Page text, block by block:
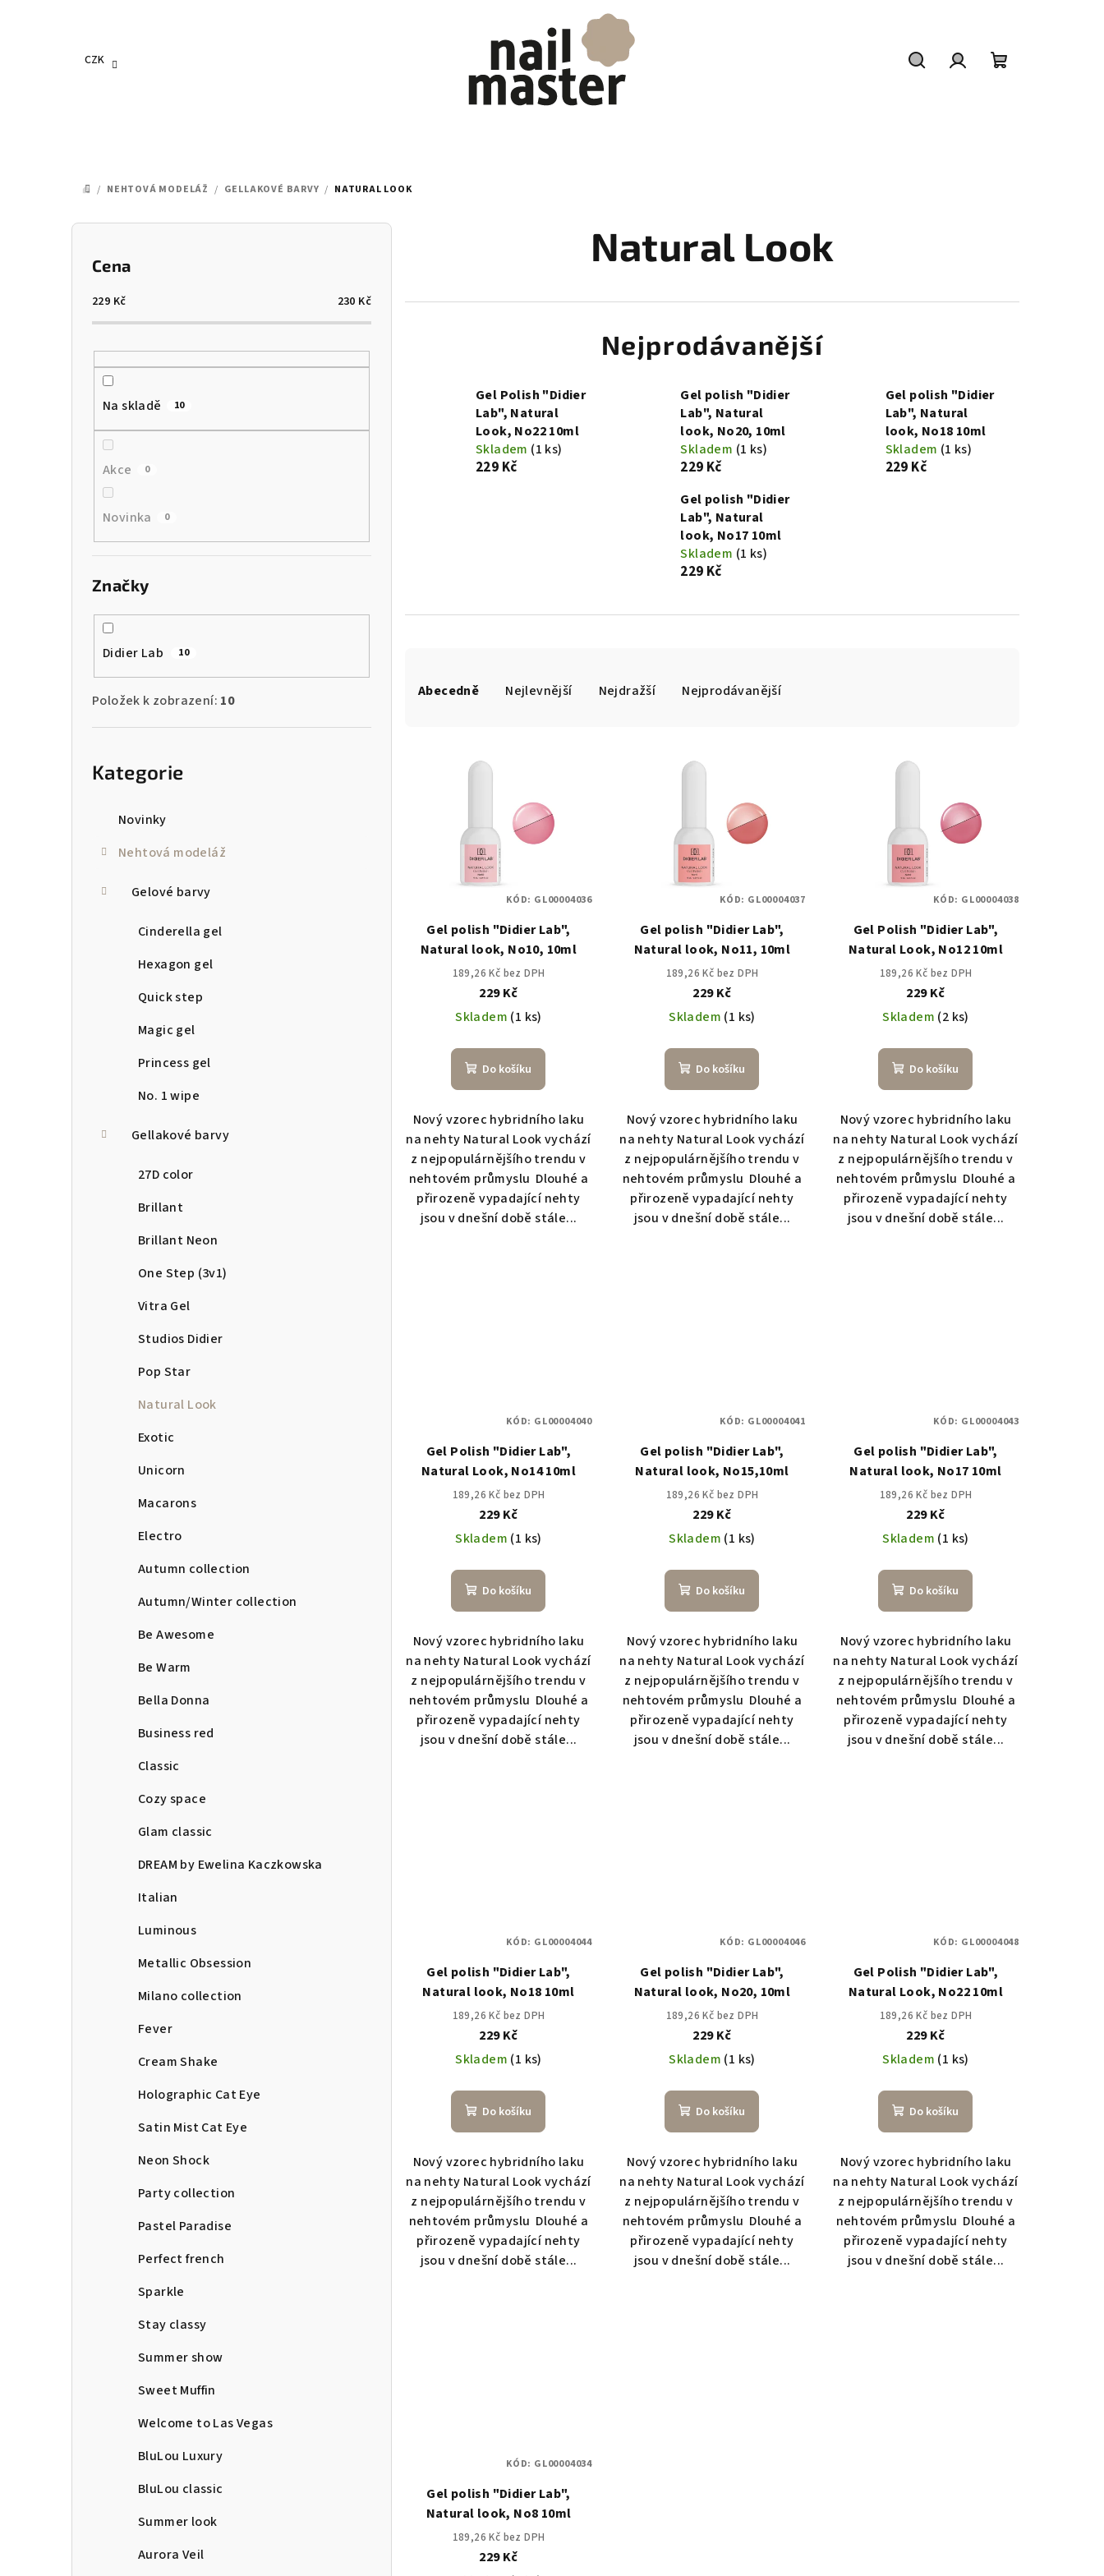
CZK
DOMŮ
/ NEHTOVÁ MODELÁŽ / GELLAKOVÉ BARVY / NATURAL LOOK
P
Cena
229 Kč 230 Kč
Na skladě 10
Akce 0
Novinka 0
Značky
Didier Lab 10
Položek k zobrazení: 10
Kategorie
Novinky
Nehtová modeláž
Gelové barvy
Cinderella gel
Hexagon gel
Quick step
Magic gel
Princess gel
No. 1 wipe
Gellakové barvy
27D color
Brillant
Brillant Neon
One Step (3v1)
Vitra Gel
Studios Didier
Pop Star
Natural Look
Exotic
Unicorn
Macarons
Electro
Autumn collection
Autumn/Winter collection
Be Awesome
Be Warm
Bella Donna
Business red
Classic
Cozy space
Glam classic
DREAM by Ewelina Kaczkowska
Italian
Luminous
Metallic Obsession
Milano collection
Fever
Cream Shake
Holographic Cat Eye
Satin Mist Cat Eye
Neon Shock
Party collection
Pastel Paradise
Perfect french
Sparkle
Stay classy
Summer show
Sweet Muffin
Welcome to Las Vegas
BluLou Luxury
BluLou classic
Summer look
Aurora Veil
Natural Look
Nejprodávanější
Gel Polish "Didier
Lab", Natural
Look, No22 10ml
Skladem (1 ks)
229 Kč
Gel polish "Didier
Lab", Natural
look, No20, 10ml
Skladem (1 ks)
229 Kč
Gel polish "Didier
Lab", Natural
look, No18 10ml
Skladem (1 ks)
229 Kč
Gel polish "Didier
Lab", Natural
look, No17 10ml
Skladem (1 ks)
229 Kč
aAbecedně Nejlevnější Nejdražší Nejprodávanější
ů
Gel polish "Didier Lab",
Natural look, No10, 10ml
189,26 Kč bez DPH
229 Kč
Skladem (1 ks)
Do košíku
Nový vzorec hybridního laku
na nehty Natural Look vychází
z nejpopulárnějšího trendu v
nehtovém průmyslu Dlouhé a
přirozeně vypadající nehty
jsou v dnešní době stále...
KÓD: GL00004036
Gel polish "Didier Lab",
Natural look, No11, 10ml
189,26 Kč bez DPH
229 Kč
Skladem (1 ks)
Do košíku
Nový vzorec hybridního laku
na nehty Natural Look vychází
z nejpopulárnějšího trendu v
nehtovém průmyslu Dlouhé a
přirozeně vypadající nehty
jsou v dnešní době stále...
KÓD: GL00004037
Gel Polish "Didier Lab",
Natural Look, No12 10ml
189,26 Kč bez DPH
229 Kč
Skladem (2 ks)
Do košíku
Nový vzorec hybridního laku
na nehty Natural Look vychází
z nejpopulárnějšího trendu v
nehtovém průmyslu Dlouhé a
přirozeně vypadající nehty
jsou v dnešní době stále...
KÓD: GL00004038
Gel Polish "Didier Lab",
Natural Look, No14 10ml
189,26 Kč bez DPH
229 Kč
Skladem (1 ks)
Do košíku
Nový vzorec hybridního laku
na nehty Natural Look vychází
z nejpopulárnějšího trendu v
nehtovém průmyslu Dlouhé a
přirozeně vypadající nehty
jsou v dnešní době stále...
KÓD: GL00004040
Gel polish "Didier Lab",
Natural look, No15,10ml
189,26 Kč bez DPH
229 Kč
Skladem (1 ks)
Do košíku
Nový vzorec hybridního laku
na nehty Natural Look vychází
z nejpopulárnějšího trendu v
nehtovém průmyslu Dlouhé a
přirozeně vypadající nehty
jsou v dnešní době stále...
KÓD: GL00004041
Gel polish "Didier Lab",
Natural look, No17 10ml
189,26 Kč bez DPH
229 Kč
Skladem (1 ks)
Do košíku
Nový vzorec hybridního laku
na nehty Natural Look vychází
z nejpopulárnějšího trendu v
nehtovém průmyslu Dlouhé a
přirozeně vypadající nehty
jsou v dnešní době stále...
KÓD: GL00004043
Gel polish "Didier Lab",
Natural look, No18 10ml
189,26 Kč bez DPH
229 Kč
Skladem (1 ks)
Do košíku
Nový vzorec hybridního laku
na nehty Natural Look vychází
z nejpopulárnějšího trendu v
nehtovém průmyslu Dlouhé a
přirozeně vypadající nehty
jsou v dnešní době stále...
KÓD: GL00004044
Gel polish "Didier Lab",
Natural look, No20, 10ml
189,26 Kč bez DPH
229 Kč
Skladem (1 ks)
Do košíku
Nový vzorec hybridního laku
na nehty Natural Look vychází
z nejpopulárnějšího trendu v
nehtovém průmyslu Dlouhé a
přirozeně vypadající nehty
jsou v dnešní době stále...
KÓD: GL00004046
Gel Polish "Didier Lab",
Natural Look, No22 10ml
189,26 Kč bez DPH
229 Kč
Skladem (1 ks)
Do košíku
Nový vzorec hybridního laku
na nehty Natural Look vychází
z nejpopulárnějšího trendu v
nehtovém průmyslu Dlouhé a
přirozeně vypadající nehty
jsou v dnešní době stále...
KÓD: GL00004048
Gel polish "Didier Lab",
Natural look, No8 10ml
189,26 Kč bez DPH
229 Kč
KÓD: GL00004034